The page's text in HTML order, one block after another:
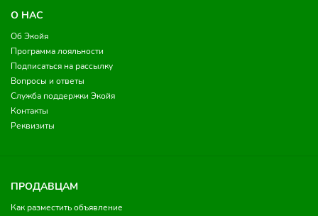
О НАС
Об Экойя
Программа лояльности
Подписаться на рассылку
Вопросы и ответы
Служба поддержки Экойя
Контакты
Реквизиты
ПРОДАВЦАМ
Как разместить объявление